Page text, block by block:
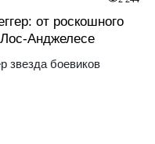
от роскошного
звезда боевиков